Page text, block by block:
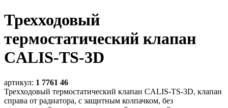
Трехходовый
термостатический клапан
CALIS-TS-3D
артикул: 1 7761 46
Трехходовый термостатический клапан CALIS-TS-3D, клапан
справа от радиатора, c защитным колпачком, без